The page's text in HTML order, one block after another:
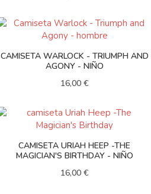
CAMISETA WARLOCK - TRIUMPH AND
AGONY - NIÑO
16,00 €
CAMISETA URIAH HEEP -THE
MAGICIAN'S BIRTHDAY - NIÑO
16,00 €